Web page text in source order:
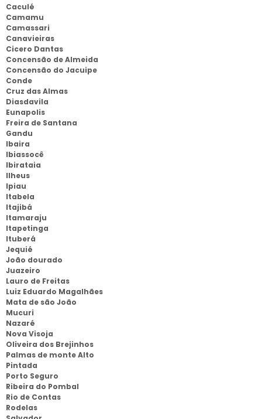
Caculé
Camamu
Camassari
Canavieiras
Cicero Dantas
Concensão de Almeida
Concensão do Jacuipe
Conde
Cruz das Almas
Diasdavila
Eunapolis
Freira de Santana
Gandu
Ibaira
Ibiassocê
Ibirataia
Ilheus
Ipiau
Itabela
Itajibá
Itamaraju
Itapetinga
Ituberá
Jequié
João dourado
Juazeiro
Lauro de Freitas
Luiz Eduardo Magalhães
Mata de são João
Mucuri
Nazaré
Nova Visoja
Oliveira dos Brejinhos
Palmas de monte Alto
Pintada
Porto Seguro
Ribeira do Pombal
Rio de Contas
Rodelas